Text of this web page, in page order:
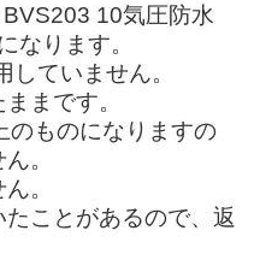
10気圧防水
なります。
ていません。
まです。
のものになりますの
。
。
ことがあるので、返